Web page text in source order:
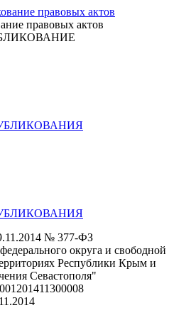
правовых актов
№ 377-ФЗ
округа и свободной
Республики Крым и
Севастополя"